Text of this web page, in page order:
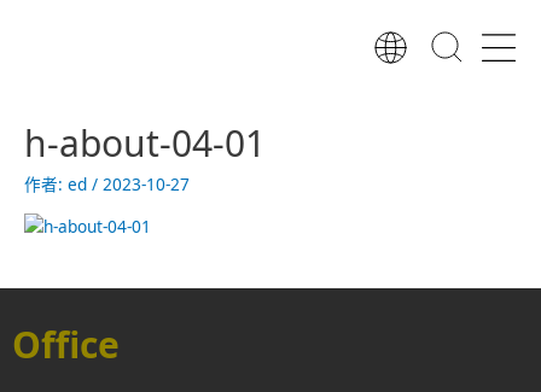
h-about-04-01
作者: ed / 2023-10-27
Office